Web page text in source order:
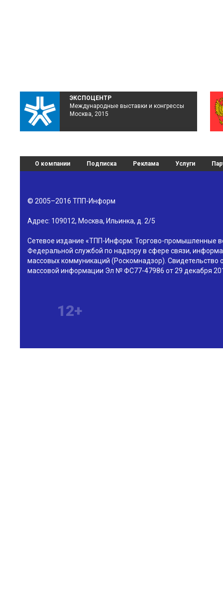
ЭКСПОЦЕНТР
Международные выставки и конгрессы
Москва, 2015
О компании Подписка Реклама Услуги
© 2005–2016 ТПП-Информ
Адрес: 109012, Москва, Ильинка, д. 2/5
Сетевое издание «ТПП-Информ: Торгово-промышленные
Федеральной службой по надзору в сфере связи,
массовых коммуникаций (Роскомнадзор). Свидетельство
массовой информации Эл № ФС77-47986 от 29 декабря
12+